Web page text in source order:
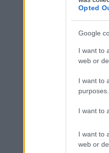
Opted
Google
I want to
web or
I want to
purposes.
I want to
I want to
web or
ΑΣΕΠ:
ΑΣΕΠ: Εξ
μέρες